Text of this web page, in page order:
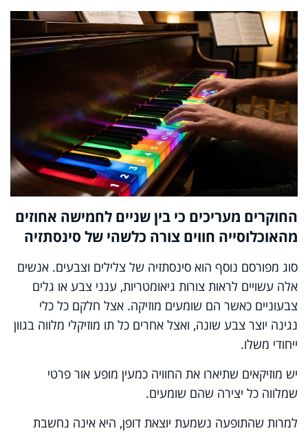
החוקרים מעריכים כי בין שניים לחמישה אחוזים
מהאוכלוסייה חווים צורה כלשהי של סינסתזיה
סוג מפורסם נוסף הוא סינסתזיה של צלילים וצבעים. אנשים
אלה עשויים לראות צורות גיאומטריות, ענני צבע או גלים
צבעוניים כאשר הם שומעים מוזיקה. אצל חלקם כל כלי
נגינה יוצר צבע שונה, ואצל אחרים כל תו מוזיקלי מלווה בגוון
ייחודי משלו.
יש מוזיקאים שתיארו את החוויה כמעין מופע אור פרטי
שמלווה כל יצירה שהם שומעים.
למרות שהתופעה נשמעת יוצאת דופן, היא אינה נחשבת